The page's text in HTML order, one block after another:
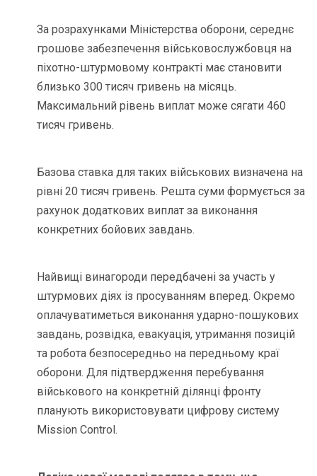
За розрахунками Міністерства оборони, середнє
грошове забезпечення військовослужбовця на
піхотно-штурмовому контракті має становити
близько 300 тисяч гривень на місяць.
Максимальний рівень виплат може сягати 460
тисяч гривень.
Базова ставка для таких військових визначена на
рівні 20 тисяч гривень. Решта суми формується за
рахунок додаткових виплат за виконання
конкретних бойових завдань.
Найвищі винагороди передбачені за участь у
штурмових діях із просуванням вперед. Окремо
оплачуватиметься виконання ударно-пошукових
завдань, розвідка, евакуація, утримання позицій
та робота безпосередньо на передньому краї
оборони. Для підтвердження перебування
військового на конкретній ділянці фронту
планують використовувати цифрову систему
Mission Control.